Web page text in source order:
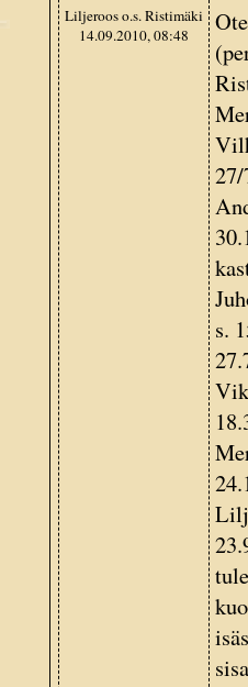
Liljeroos o.s. Ristimäki
14.09.2010, 08:48
s.